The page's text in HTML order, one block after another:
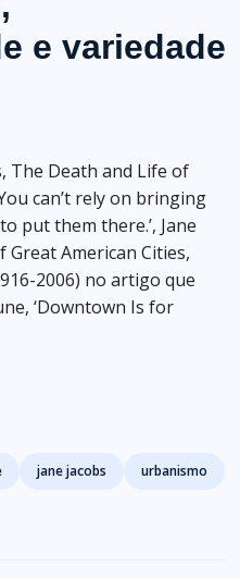
e variedade
The Death and Life of
can’t rely on bringing
put them there.’, Jane
Great American Cities,
2006) no artigo que
‘Downtown Is for
jane jacobs urbanismo